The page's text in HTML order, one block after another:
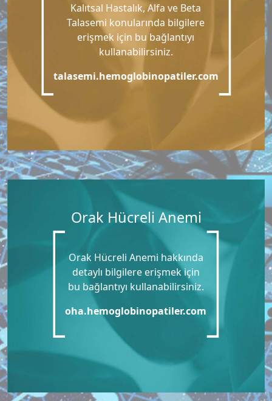
Kalıtsal Hastalık, Alfa ve Beta
Talasemi konularında bilgilere
erişmek için bu bağlantıyı
kullanabilirsiniz.
talasemi.hemoglobinopatiler.com
Orak Hücreli Anemi
Orak Hücreli Anemi hakkında
detaylı bilgilere erişmek için
bu bağlantıyı kullanabilirsiniz.
oha.hemoglobinopatiler.com